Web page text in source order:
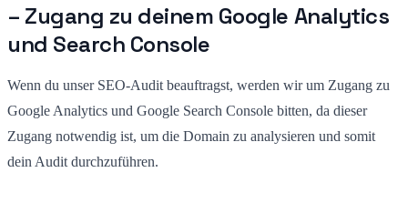
– Zugang zu deinem Google Analytics
und Search Console
Wenn du unser SEO-Audit beauftragst, werden wir um Zugang zu
Google Analytics und Google Search Console bitten, da dieser
Zugang notwendig ist, um die Domain zu analysieren und somit
dein Audit durchzuführen.